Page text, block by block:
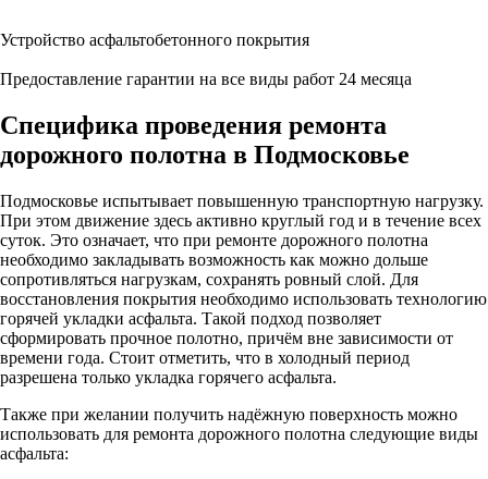
Устройство асфальтобетонного покрытия
Предоставление гарантии на все виды работ 24 месяца
Специфика проведения ремонта
дорожного полотна в Подмосковье
Подмосковье испытывает повышенную транспортную нагрузку.
При этом движение здесь активно круглый год и в течение всех
суток. Это означает, что при ремонте дорожного полотна
необходимо закладывать возможность как можно дольше
сопротивляться нагрузкам, сохранять ровный слой. Для
восстановления покрытия необходимо использовать технологию
горячей укладки асфальта. Такой подход позволяет
сформировать прочное полотно, причём вне зависимости от
времени года. Стоит отметить, что в холодный период
разрешена только укладка горячего асфальта.
Также при желании получить надёжную поверхность можно
использовать для ремонта дорожного полотна следующие виды
асфальта: